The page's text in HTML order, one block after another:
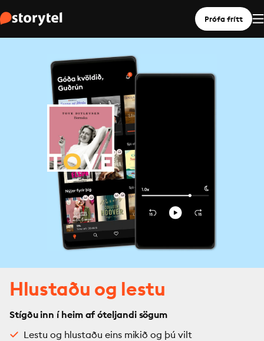
Prófa frítt
Hlustaðu og lestu
Stígðu inn í heim af óteljandi sögum
Lestu og hlustaðu eins mikið og þú vilt